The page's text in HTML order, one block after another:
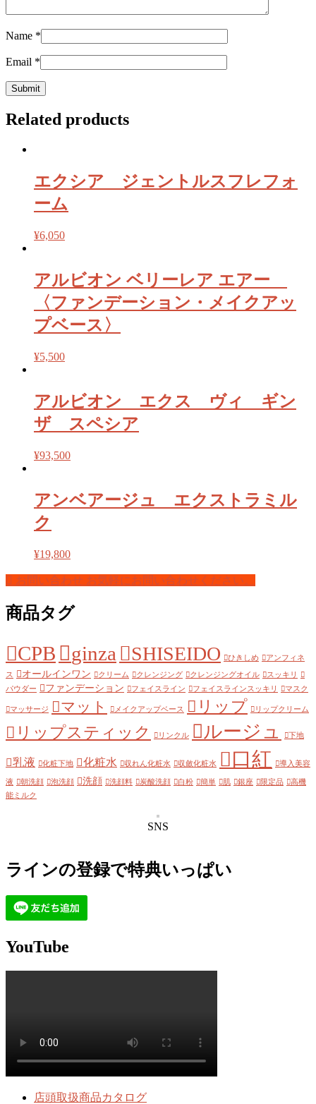
Name *
Email *
Related products
エクシア ジェントルスフレフォ
ーム
¥6,050
アルビオン ベリーレア エアー
〈ファンデーション・メイクアッ
プベース〉
¥5,500
アルビオン エクス ヴィ ギン
ザ スペシア
¥93,500
アンベアージュ エクストラミル
ク
¥19,800
お問い合わせ お気軽にお問い合わせください。
商品タグ
CPB ginza SHISEIDO ひきしめ アンフィネ
ス オールインワン クリーム クレンジング クレンジングオイル
スッキリ
パウダー
ファンデーション フェイスライン フェイスラインスッキリ マスク
マッサージ マット メイクアップベース リップ リップクリーム
リップスティック リンクル ルージュ 下地
乳液 化粧下地 化粧水 収れん化粧水 収斂化粧水 口紅 導入美容
液 朝洗顔 泡洗顔 洗顔 洗顔料 炭酸洗顔 白粉 簡単 肌 銀座 限定品
高機
能ミルク
SNS
ラインの登録で特典いっぱい
YouTube
店頭取扱商品カタログ